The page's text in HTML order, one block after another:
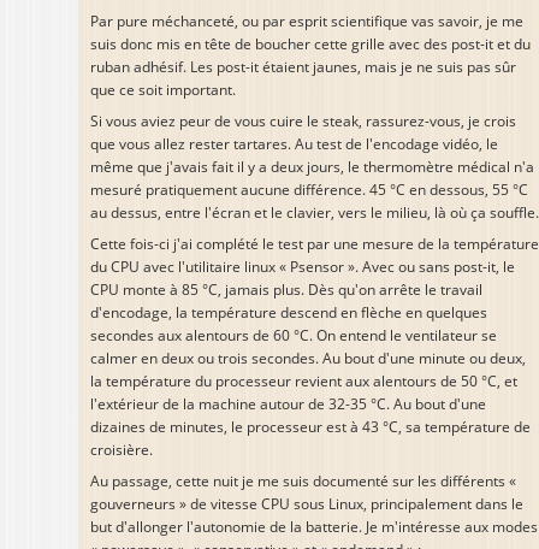
Par pure méchanceté, ou par esprit scientifique vas savoir, je me
suis donc mis en tête de boucher cette grille avec des post-it et du
ruban adhésif. Les post-it étaient jaunes, mais je ne suis pas sûr
que ce soit important.
Si vous aviez peur de vous cuire le steak, rassurez-vous, je crois
que vous allez rester tartares. Au test de l'encodage vidéo, le
même que j'avais fait il y a deux jours, le thermomètre médical n'a
mesuré pratiquement aucune différence. 45 °C en dessous, 55 °C
au dessus, entre l'écran et le clavier, vers le milieu, là où ça souffle.
Cette fois-ci j'ai complété le test par une mesure de la température
du CPU avec l'utilitaire linux « Psensor ». Avec ou sans post-it, le
CPU monte à 85 °C, jamais plus. Dès qu'on arrête le travail
d'encodage, la température descend en flèche en quelques
secondes aux alentours de 60 °C. On entend le ventilateur se
calmer en deux ou trois secondes. Au bout d'une minute ou deux,
la température du processeur revient aux alentours de 50 °C, et
l'extérieur de la machine autour de 32-35 °C. Au bout d'une
dizaines de minutes, le processeur est à 43 °C, sa température de
croisière.
Au passage, cette nuit je me suis documenté sur les différents «
gouverneurs » de vitesse CPU sous Linux, principalement dans le
but d'allonger l'autonomie de la batterie. Je m'intéresse aux modes